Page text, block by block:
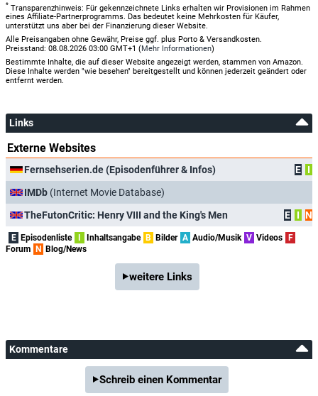
* Transparenzhinweis: Für gekennzeichnete Links erhalten wir Provisionen im Rahmen
eines Affiliate-Partnerprogramms. Das bedeutet keine Mehrkosten für Käufer,
unterstützt uns aber bei der Finanzierung dieser Website.
Alle Preisangaben ohne Gewähr, Preise ggf. plus Porto & Versandkosten.
Preisstand: 08.08.2026 03:00 GMT+1 (Mehr Informationen)
Bestimmte Inhalte, die auf dieser Website angezeigt werden, stammen von Amazon.
Diese Inhalte werden "wie besehen" bereitgestellt und können jederzeit geändert oder
entfernt werden.
Links
Externe Websites
Fernsehserien.de (Episodenführer & Infos) E
I
IMDb (Internet Movie Database)
TheFutonCritic: Henry VIII and the King's Men
E I N
E Episodenliste Inhaltsangabe B Bilder A Audio/Musik V Videos
F
Forum
N Blog/News
weitere Links
Kommentare
Schreib einen Kommentar